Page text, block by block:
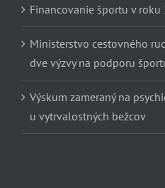
Financovanie športu v roku
Ministerstvo cestovného
dve výzvy na podporu
Výskum zameraný na
u vytrvalostných bežcov